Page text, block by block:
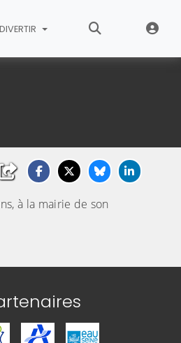
à la mairie de son